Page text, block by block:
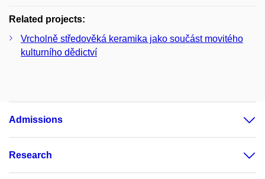
Related projects:
Vrcholně středověká keramika jako součást movitého
kulturního dědictví
Admissions
Research